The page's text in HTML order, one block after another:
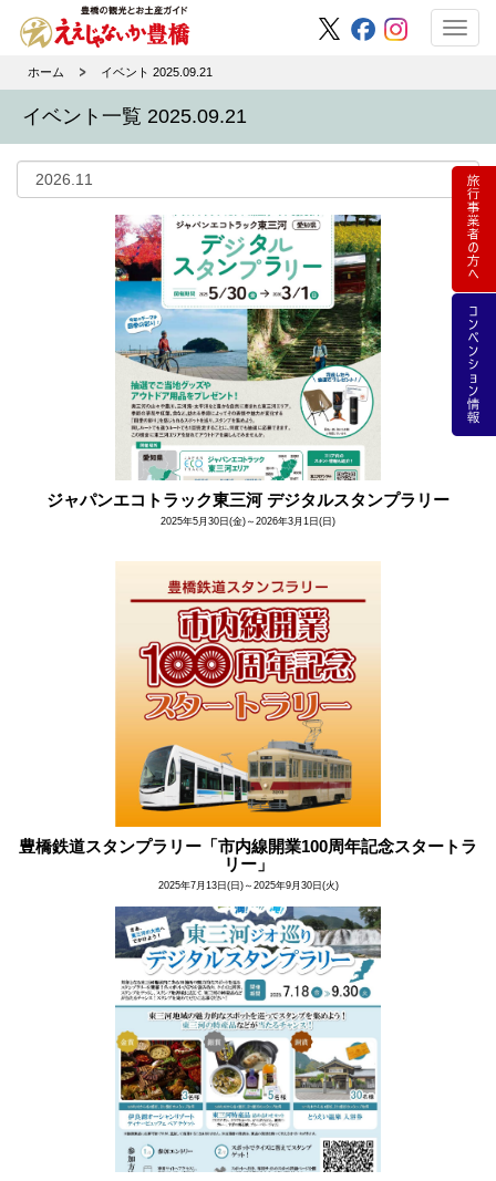
ホーム イベント 2025.09.21
イベント一覧 2025.09.21
ジャパンエコトラック東三河 デジタルスタンプラリー
2025年5月30日(金)～2026年3月1日(日)
豊橋鉄道スタンプラリー「市内線開業100周年記念スタートラ
リー」
2025年7月13日(日)～2025年9月30日(火)